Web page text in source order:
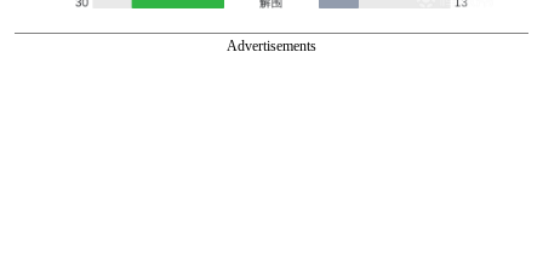
Advertisements